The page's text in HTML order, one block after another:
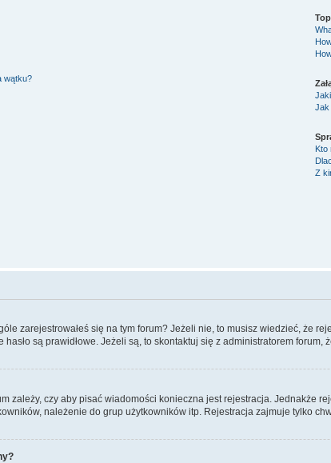
wątku?
Jak
Kto
Z
zarejestrowałeś się na tym forum? Jeżeli nie, to musisz wiedzieć, że
są prawidłowe. Jeżeli są, to skontaktuj się z administratorem
zależy, czy aby pisać wiadomości konieczna jest rejestracja. Jednakże
należenie do grup użytkowników itp. Rejestracja zajmuje tylko